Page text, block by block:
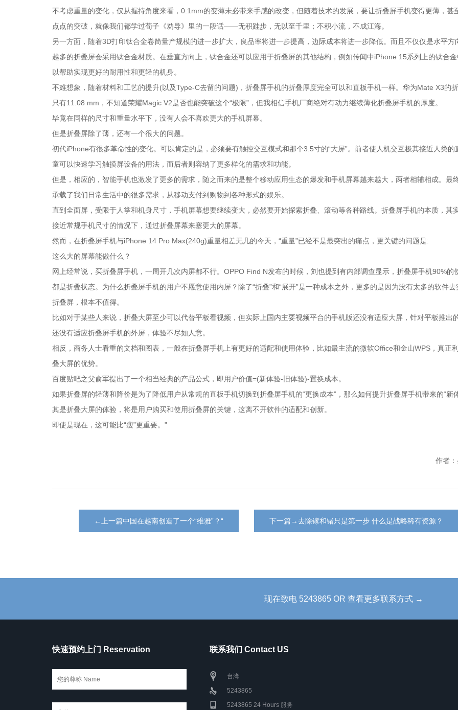
不考虑重量的变化，仅从握持角度来看，0.1mm的变薄未必带来手感的改变，但随着技术的发展，要让折叠屏手机变得更薄，甚
点点的突破，就像我们都学过荀子《劝导》里的一段话——无积跬步，无以至千里；不积小流，不成江海。
另一方面，随着3D打印钛合金卷筒量产规模的进一步扩大，良品率将进一步提高，边际成本将进一步降低。而且不仅仅是水平方
越多的折叠屏会采用钛合金材质。在垂直方向上，钛合金还可以应用于折叠屏的其他结构，例如传闻中iPhone 15系列上的钛合
以帮助实现更好的耐用性和更轻的机身。
不难想象，随着材料和工艺的提升(以及Type-C去留的问题)，折叠屏手机的折叠厚度完全可以和直板手机一样。华为Mate X3的
只有11.08 mm，不知道荣耀Magic V2是否也能突破这个“极限”，但我相信手机厂商绝对有动力继续薄化折叠屏手机的厚度。
毕竟在同样的尺寸和重量水平下，没有人会不喜欢更大的手机屏幕。
但是折叠屏除了薄，还有一个很大的问题。
初代iPhone有很多革命性的变化。可以肯定的是，必须要有触控交互模式和那个3.5寸的“大屏”。前者使人机交互极其接近人类的
童可以快速学习触摸屏设备的用法，而后者则容纳了更多样化的需求和功能。
但是，相应的，智能手机也激发了更多的需求，随之而来的是整个移动应用生态的爆发和手机屏幕越来越大，两者相辅相成。最
承载了我们日常生活中的很多需求，从移动支付到购物到各种形式的娱乐。
直到全面屏，受限于人掌和机身尺寸，手机屏幕想要继续变大，必然要开始探索折叠、滚动等各种路线。折叠屏手机的本质，其
接近常规手机尺寸的情况下，通过折叠屏幕来塞更大的屏幕。
然而，在折叠屏手机与iPhone 14 Pro Max(240g)重量相差无几的今天，“重量”已经不是最突出的痛点，更关键的问题是:
这么大的屏幕能做什么？
网上经常说，买折叠屏手机，一周开几次内屏都不行。OPPO Find N发布的时候，刘也提到有内部调查显示，折叠屏手机90%的
都是折叠状态。为什么折叠屏手机的用户不愿意使用内屏？除了“折叠”和“展开”是一种成本之外，更多的是因为没有太多的软件
折叠屏，根本不值得。
比如对于某些人来说，折叠大屏至少可以代替平板看视频，但实际上国内主要视频平台的手机版还没有适应大屏，针对平板推出
还没有适应折叠屏手机的外屏，体验不尽如人意。
相反，商务人士看重的文档和图表，一般在折叠屏手机上有更好的适配和使用体验，比如最主流的微软Office和金山WPS，真正
叠大屏的优势。
百度贴吧之父俞军提出了一个相当经典的产品公式，即用户价值=(新体验-旧体验)-置换成本。
如果折叠屏的轻薄和降价是为了降低用户从常规的直板手机切换到折叠屏手机的“更换成本”，那么如何提升折叠屏手机带来的“新
其是折叠大屏的体验，将是用户购买和使用折叠屏的关键，这离不开软件的适配和创新。
即使是现在，这可能比“瘦”更重要。"
作者
←上一篇中国在越南创造了一个“维雅”？“ 下一篇→去除镓和锗只是第一步 什么是战略稀有资源？
现在致电 5243865 OR 查看更多联系方式 →
快速预约上门 Reservation 联系我们 Contact US
台湾
5243865
5243865 24 Hours 服务